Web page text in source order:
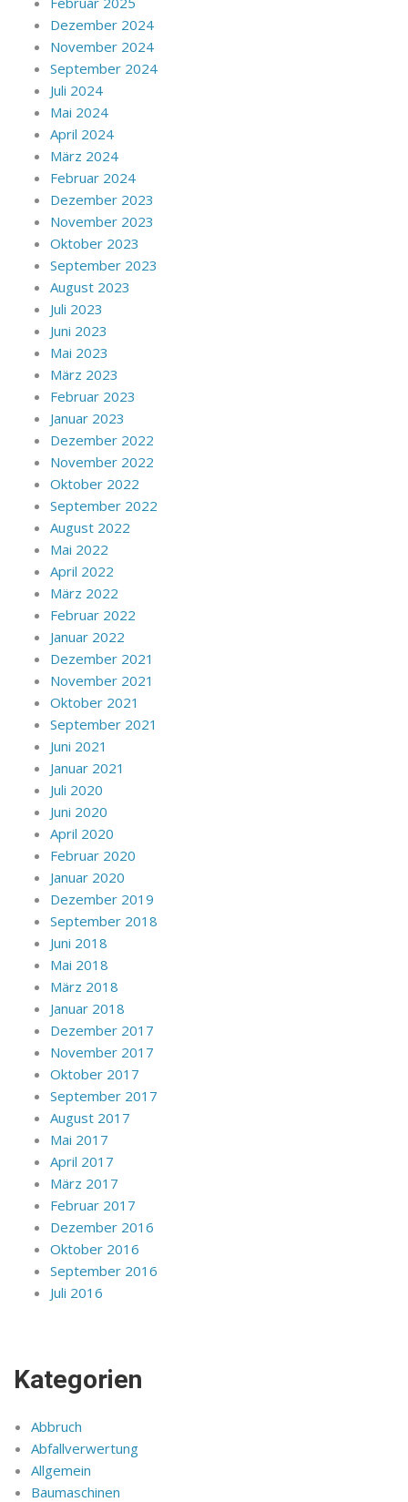
Dezember 2024
November 2024
September 2024
Juli 2024
Mai 2024
April 2024
März 2024
Februar 2024
Dezember 2023
November 2023
Oktober 2023
September 2023
August 2023
Juli 2023
Juni 2023
Mai 2023
März 2023
Februar 2023
Januar 2023
Dezember 2022
November 2022
Oktober 2022
September 2022
August 2022
Mai 2022
April 2022
März 2022
Februar 2022
Januar 2022
Dezember 2021
November 2021
Oktober 2021
September 2021
Juni 2021
Januar 2021
Juli 2020
Juni 2020
April 2020
Februar 2020
Januar 2020
Dezember 2019
September 2018
Juni 2018
Mai 2018
März 2018
Januar 2018
Dezember 2017
November 2017
Oktober 2017
September 2017
August 2017
Mai 2017
April 2017
März 2017
Februar 2017
Dezember 2016
Oktober 2016
September 2016
Juli 2016
Kategorien
Abbruch
Abfallverwertung
Allgemein
Baumaschinen